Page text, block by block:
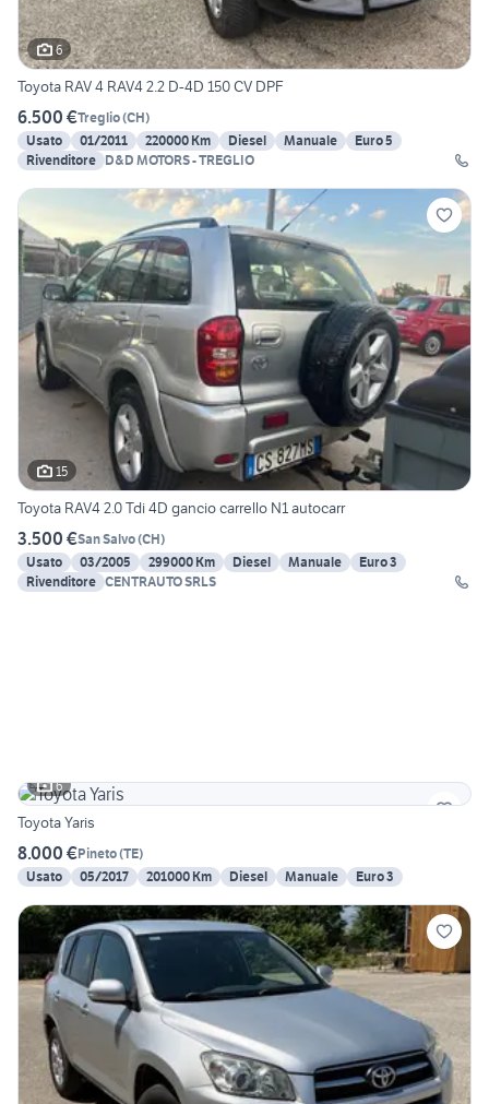
6
Toyota RAV 4 RAV4 2.2 D-4D 150 CV DPF
6.500 €Treglio(CH)
Usato
01/2011 220000 Km Diesel Manuale
Euro 5
Rivenditore D&D MOTORS - TREGLIO
15
Toyota RAV4 2.0 Tdi 4D gancio carrello N1 autocarr
3.500 €San Salvo(CH)
Usato
03/2005 299000 Km Diesel Manuale
Euro 3
Rivenditore CENTRAUTO SRLS
6
Toyota Yaris
8.000 €Pineto(TE)
Usato
05/2017 201000 Km Diesel Manuale Euro 3